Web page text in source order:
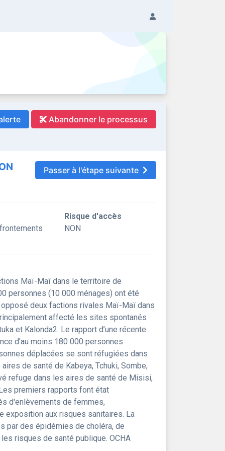
Abandonner le processus
Passer à l'étape suivante
Risque d'accès
NON
Maï-Maï dans le territoire de
personnes (10 000 ménages) ont été
deux factions rivales Maï-Maï dans
affecté les sites spontanés
et Kalonda2. Le rapport d’une récente
d’au moins 180 000 personnes
déplacées se sont réfugiées dans
de santé de Kabeya, Tchuki, Sombe,
refuge dans les aires de santé de Misisi,
premiers rapports font état
d'enlèvements de femmes,
exposition aux risques sanitaires. La
par des épidémies de choléra, de
risques de santé publique. OCHA